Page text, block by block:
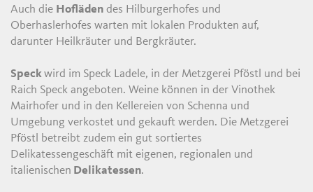
Auch die Hofläden des Hilburgerhofes und
Oberhaslerhofes warten mit lokalen Produkten auf,
darunter Heilkräuter und Bergkräuter.
Speckwird im Speck Ladele, in der Metzgerei Pföstl und bei
Raich Speck angeboten. Weine können in der Vinothek
Mairhofer und in den Kellereien von Schenna und
Umgebung verkostet und gekauft werden. Die Metzgerei
Pföstl betreibt zudem ein gut sortiertes
Delikatessengeschäft mit eigenen, regionalen und
italienischen Delikatessen.